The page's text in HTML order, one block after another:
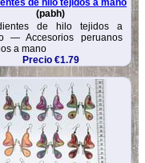
de hilo tejidos a mano
(pabh)
de hilo tejidos a
— Accesorios peruanos
a mano
Precio €1.79